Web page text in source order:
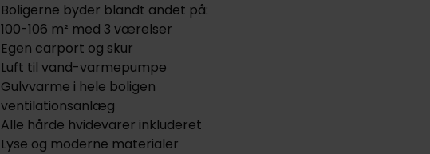
Boligerne byder blandt andet på:
100-106 m² med 3 værelser
Egen carport og skur
Luft til vand-varmepumpe
Gulvvarme i hele boligen
ventilationsanlæg
Alle hårde hvidevarer inkluderet
Lyse og moderne materialer